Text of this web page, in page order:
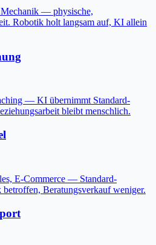
— physische,
Robotik holt langsam auf, KI allein
— KI übernimmt Standard-
bleibt menschlich.
E-Commerce — Standard-
betroffen, Beratungsverkauf weniger.